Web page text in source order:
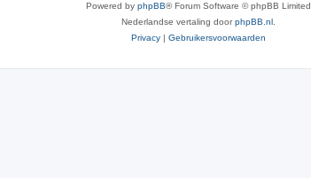
Powered by phpBB® Forum Software © phpBB Limited
Nederlandse vertaling doorphpBB.nl
Privacy | Gebruikersvoorwaarden